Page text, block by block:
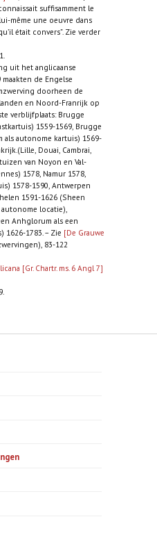
suffisamment le
même une oeuvre dans
était convers”. Zie verder
uit het anglicaanse
de Engelse
doorheen de
en Noord-Franrijk op
verblijfplaats: Brugge
1559-1569, Brugge
als autonome kartuis) 1569-
Douai, Cambrai,
van Noyon en Val-
1578, Namur 1578,
1578-1590, Antwerpen
1591-1626 (Sheen
locatie),
Anhglorum als een
1626-1783. – Zie [De Grauwe
83-122
[Gr. Chartr. ms. 6 Angl 7]